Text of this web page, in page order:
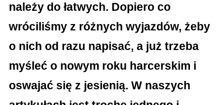
należy do łatwych. Dopiero co
wróciliśmy z różnych wyjazdów, żeby
o nich od razu napisać, a już trzeba
myśleć o nowym roku harcerskim i
oswajać się z jesienią. W naszych